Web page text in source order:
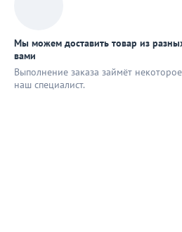
Мы можем доставить товар из
вами
Выполнение заказа займёт
наш специaлист.